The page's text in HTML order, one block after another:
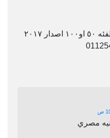
عايز مبلغ سوداني كبير شمالي الفئه ٥٠ او١٠٠ اصدار ٢٠١٧